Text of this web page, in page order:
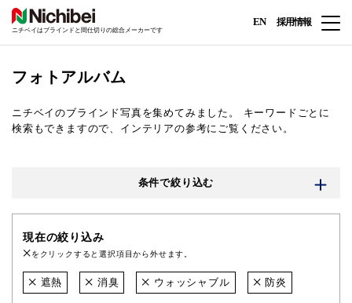
ニチベイはブラインドと間仕切りの総合メーカーです
EN 採用情報
フォトアルバム
ニチベイのブラインド写真を集めてみました。
キーワードごとに
検索もできますので、インテリアの参考にご覧ください。
条件で絞り込む
現在の絞り込み
をクリックすると選択項目から外せます。
遮熱 消臭 ウォッシャブル 防炎